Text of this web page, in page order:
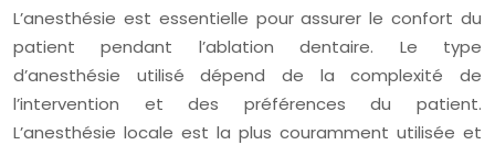
L’anesthésie est essentielle pour assurer le confort du
patient pendant l’ablation dentaire. Le type
d’anesthésie utilisé dépend de la complexité de
l’intervention et des préférences du patient.
L’anesthésie locale est la plus couramment utilisée et